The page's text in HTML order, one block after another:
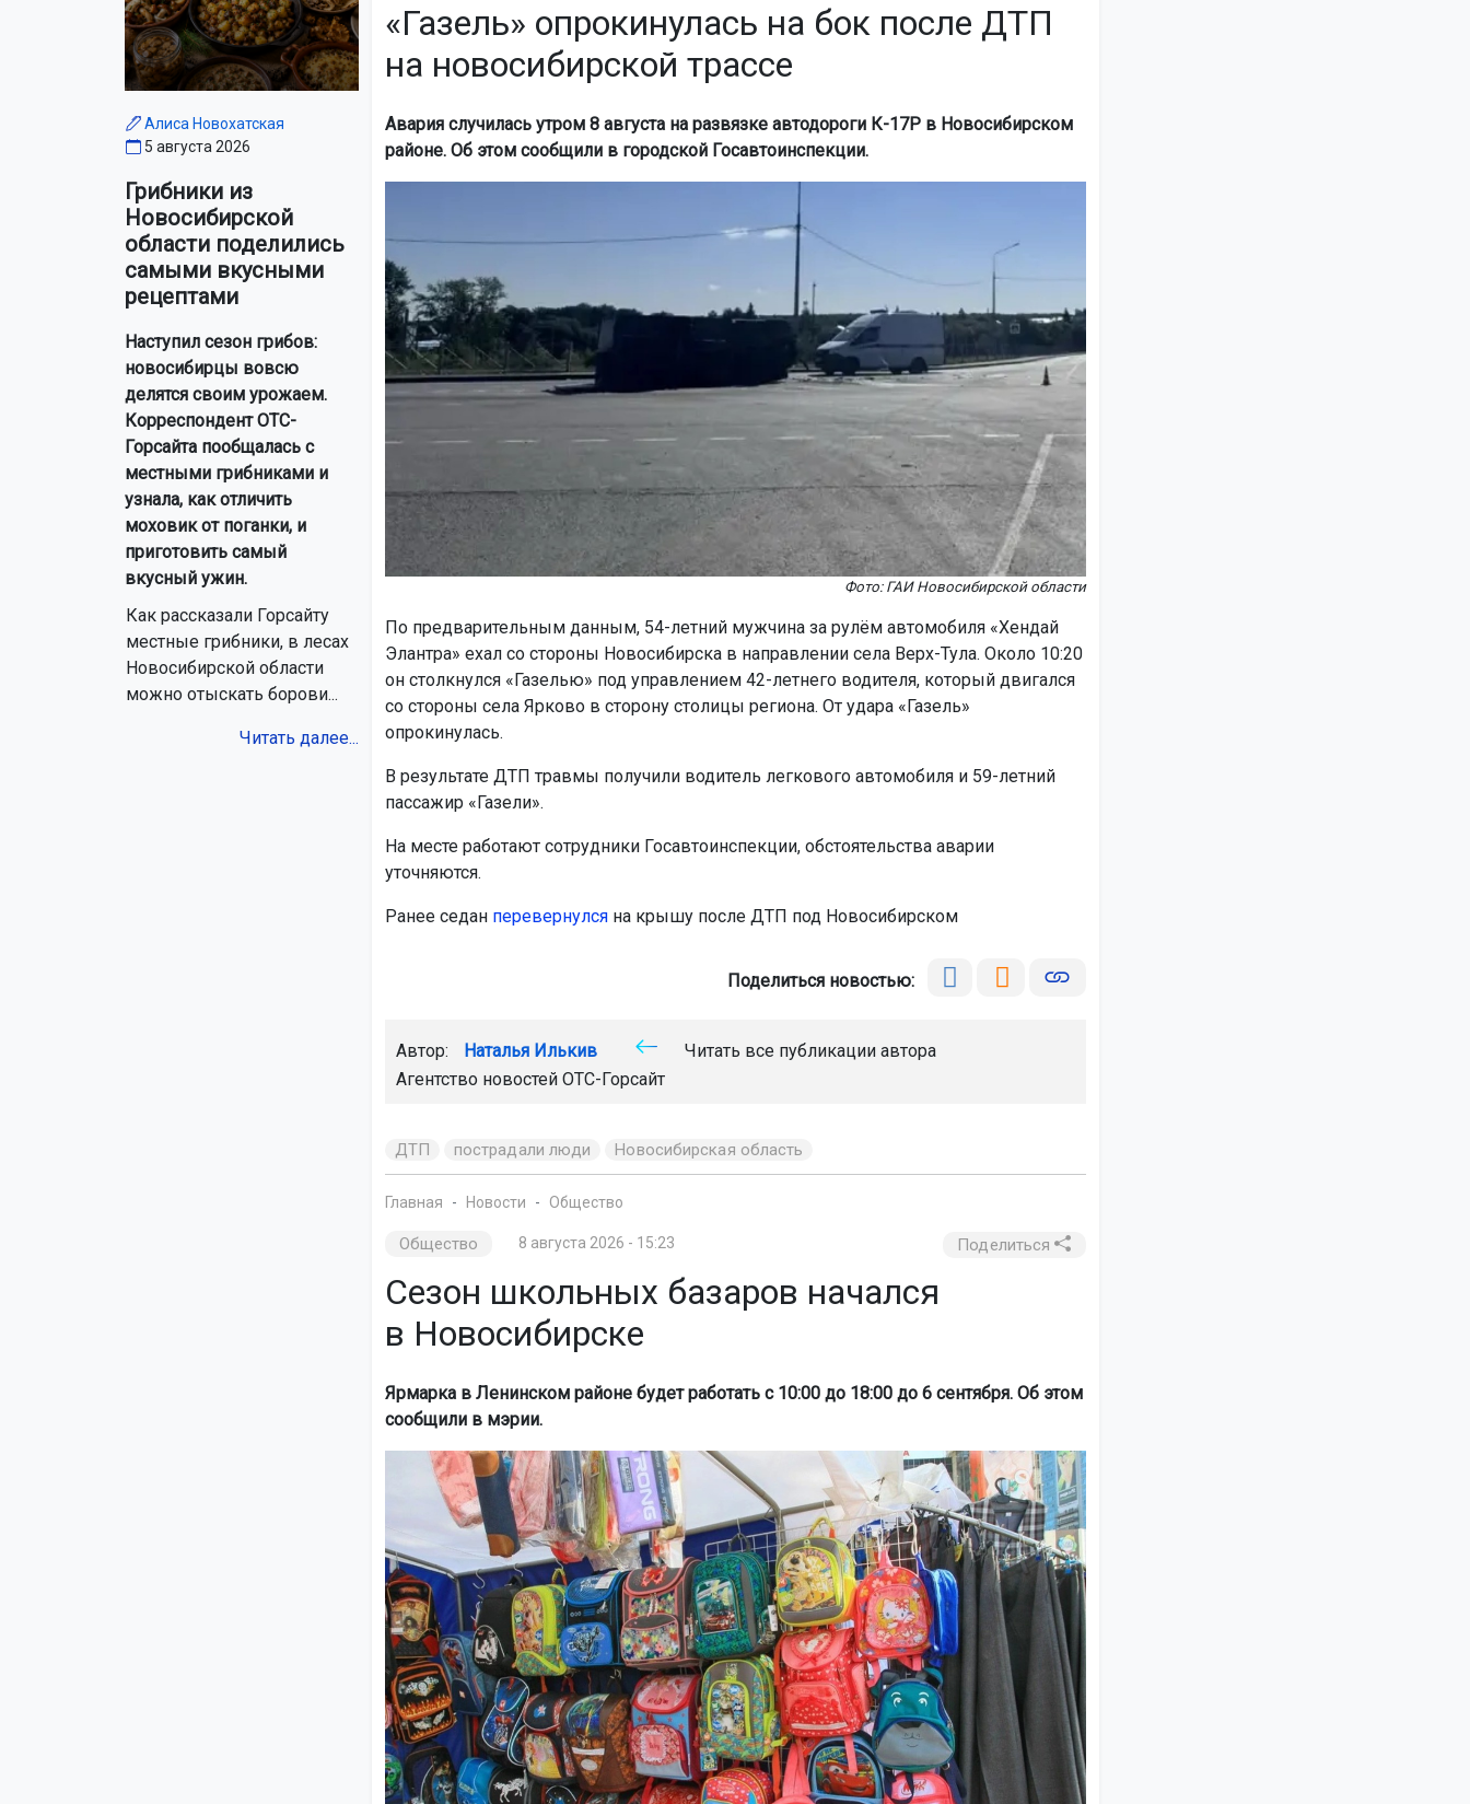
Алиса Новохатская
5 августа 2026
Грибники из
Новосибирской
области поделились
самыми вкусными
рецептами
Наступил сезон грибов:
новосибирцы вовсю
делятся своим урожаем.
Корреспондент ОТС-
Горсайта пообщалась с
местными грибниками и
узнала, как отличить
моховик от поганки, и
приготовить самый
вкусный ужин.
Как рассказали Горсайту
местные грибники, в лесах
Новосибирской области
можно отыскать борови...
Читать далее...
«Газель» опрокинулась на бок после ДТП
на новосибирской трассе
Авария случилась утром 8 августа на развязке автодороги К-17Р в Новосибирском
районе. Об этом сообщили в городской Госавтоинспекции.
Фото: ГАИ Новосибирской области
По предварительным данным, 54-летний мужчина за рулём автомобиля «Хендай
Элантра» ехал со стороны Новосибирска в направлении села Верх-Тула. Около 10:20
он столкнулся «Газелью» под управлением 42-летнего водителя, который двигался
со стороны села Ярково в сторону столицы региона. От удара «Газель»
опрокинулась.
В результате ДТП травмы получили водитель легкового автомобиля и 59-летний
пассажир «Газели».
На месте работают сотрудники Госавтоинспекции, обстоятельства аварии
уточняются.
Ранее седан перевернулсяна крышу после ДТП под Новосибирском
Поделиться новостью:
Автор: Наталья Илькив
Читать все публикации автора
Агентство новостей ОТС-Горсайт
ДТП пострадали люди Новосибирская область
Главная Новости Общество
Общество 8 августа 2026 - 15:23 Поделиться
Сезон школьных базаров начался
в Новосибирске
Ярмарка в Ленинском районе будет работать с 10:00 до 18:00 до 6 сентября. Об этом
сообщили в мэрии.